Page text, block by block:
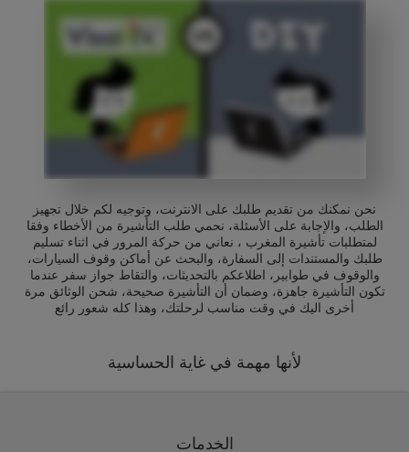
نحن نمكنك من تقديم طلبك على الانترنت، وتوجيه لكم خلال تجهيز
الطلب، والإجابة على الأسئلة، نحمي طلب التأشيرة من الأخطاء وفقا
لمتطلبات تأشيرة المغرب ، نعاني من حركة المرور في اثناء تسليم
طلبك والمستندات إلى السفارة، والبحث عن أماكن وقوف السيارات،
والوقوف في طوابير، اطلاعكم بالتحديثات، والتقاط جواز سفر عندما
تكون التأشيرة جاهزة، وضمان أن التأشيرة صحيحة، شحن الوثائق مرة
أخرى اليك في وقت مناسب لرحلتك، وهذا كله شعور رائع
لأنها مهمة في غاية الحساسية
الخدمات